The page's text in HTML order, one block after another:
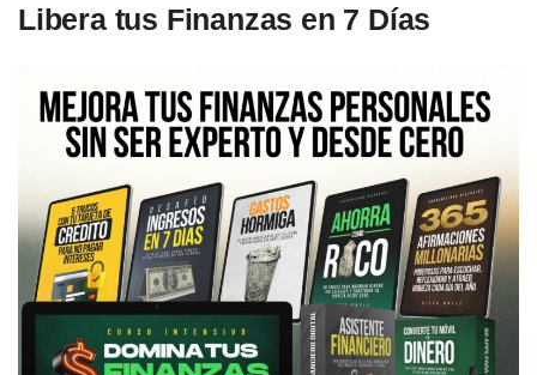
Libera tus Finanzas en 7 Días